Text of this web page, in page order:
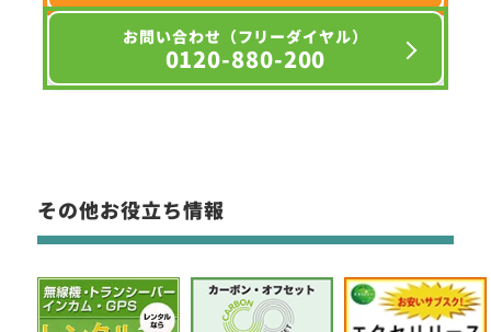
お問い合わせ（フリーダイヤル）
0120-880-200
その他お役立ち情報